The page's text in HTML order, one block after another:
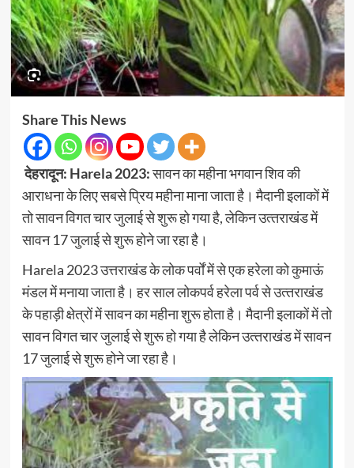
Share This News
देहरादून: Harela 2023:सावन का महीना भगवान शिव की
आराधना के लिए सबसे प्रिय महीना माना जाता है। मैदानी इलाकों में
तो सावन विगत चार जुलाई से शुरू हो गया है, लेकिन उत्‍तराखंड में
सावन 17 जुलाई से शुरू होने जा रहा है।
Harela 2023 उत्तराखंड के लोक पर्वों में से एक हरेला को कुमाऊं
मंडल में मनाया जाता है। हर साल लोकपर्व हरेला पर्व से उत्‍तराखंड
के पहाड़ी क्षेत्रों में सावन का महीना शुरू होता है। मैदानी इलाकों में तो
सावन विगत चार जुलाई से शुरू हो गया है लेकिन उत्‍तराखंड में सावन
17 जुलाई से शुरू होने जा रहा है।